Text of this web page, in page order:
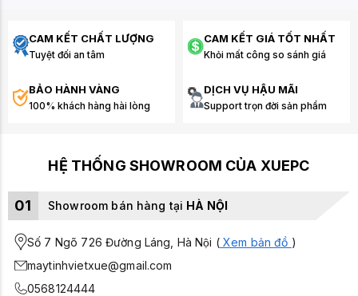
CAM KẾT CHẤT LƯỢNG
Tuyệt đối an tâm
CAM KẾT GIÁ TỐT NHẤT
Khỏi mất công so sánh giá
BẢO HÀNH VÀNG
100% khách hàng hài lòng
DỊCH VỤ HẬU MÃI
Support trọn đời sản phẩm
HỆ THỐNG SHOWROOM CỦA XUEPC
01 Showroom bán hàng tại HÀ NỘI
Số 7 Ngõ 726 Đường Láng, Hà Nội (Xem bản đồ )
maytinhvietxue@gmail.com
0568124444